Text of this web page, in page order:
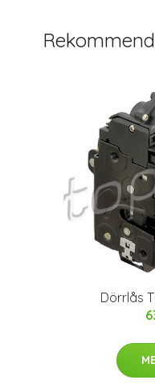
Dörrlås